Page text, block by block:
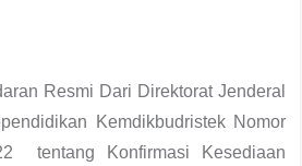
Resmi Dari Direktorat Jenderal
Kemdikbudristek Nomor
tentang Konfirmasi Kesediaan